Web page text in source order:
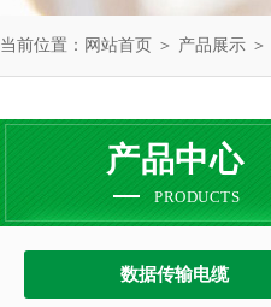
当前位置： 网站首页 ＞ 产品展示 ＞
产品中心
PRODUCTS
数据传输电缆